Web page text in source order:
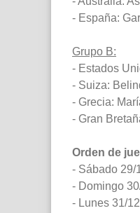
- España:
Grupo B:
- Estados
- Suiza:
- Grecia:
- Gran
Orden de
- Sábado 29/
- Domingo
- Lunes 31/